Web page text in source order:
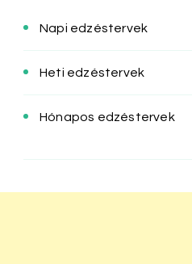
Napi edzéstervek
Heti edzéstervek
Hónapos edzéstervek